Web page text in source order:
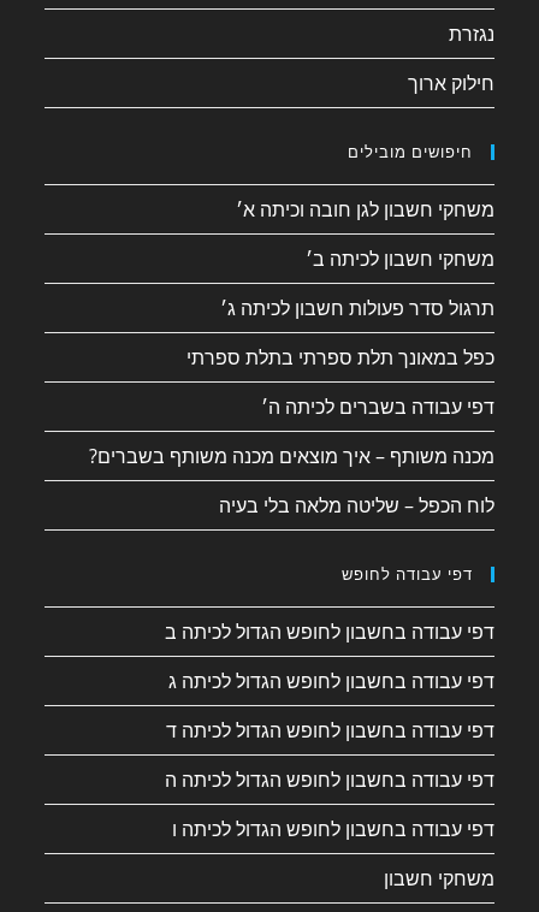
נגזרת
חילוק ארוך
חיפושים מובילים
משחקי חשבון לגן חובה וכיתה א׳
משחקי חשבון לכיתה ב׳
תרגול סדר פעולות חשבון לכיתה ג׳
כפל במאונך תלת ספרתי בתלת ספרתי
דפי עבודה בשברים לכיתה ה׳
מכנה משותף – איך מוצאים מכנה משותף בשברים?
לוח הכפל – שליטה מלאה בלי בעיה
דפי עבודה לחופש
דפי עבודה בחשבון לחופש הגדול לכיתה ב
דפי עבודה בחשבון לחופש הגדול לכיתה ג
דפי עבודה בחשבון לחופש הגדול לכיתה ד
דפי עבודה בחשבון לחופש הגדול לכיתה ה
דפי עבודה בחשבון לחופש הגדול לכיתה ו
משחקי חשבון